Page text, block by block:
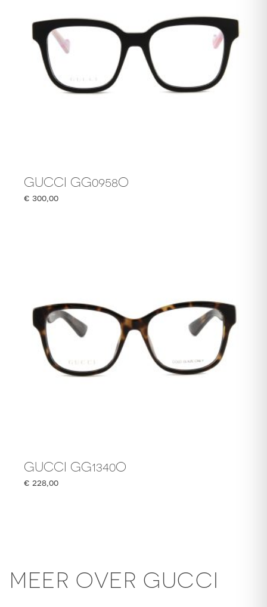
GUCCI GG0958O
€ 300,00
GUCCI GG1340O
€ 228,00
MEER OVER GUCCI